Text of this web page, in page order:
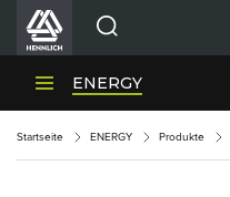
HENNLICH-Divisionen
ENERGY
Startseite ENERGY Produkte